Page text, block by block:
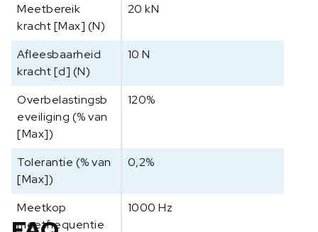
Meetbereik
kracht [Max] (N)
20 kN
Afleesbaarheid
kracht [d] (N)
10 N
Overbelastingsb
eveiliging (% van
[Max])
120%
Tolerantie (% van
[Max])
0,2%
Meetkop
meetfrequentie
1000 Hz